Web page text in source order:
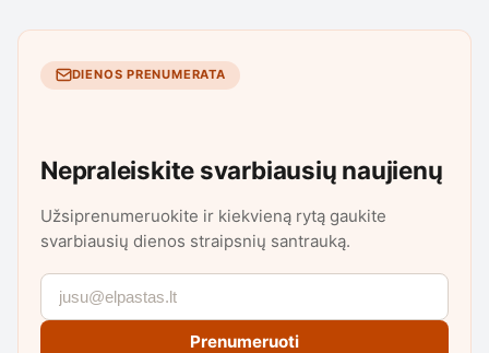
DIENOS PRENUMERATA
Nepraleiskite svarbiausių naujienų
Užsiprenumeruokite ir kiekvieną rytą gaukite
svarbiausių dienos straipsnių santrauką.
Prenumeruoti